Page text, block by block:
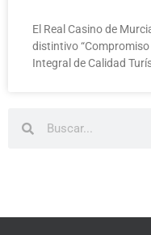
El Real Casino de
distintivo “Compromiso
Integral de Calidad